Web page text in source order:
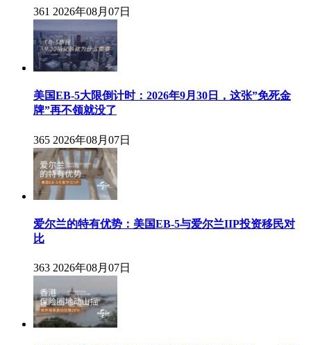
361 2026年08月07日
美国EB-5大限倒计时：2026年9月30日，这张”免死金
牌”再不领就没了
365 2026年08月07日
爱尔兰的特有优势：美国EB-5与爱尔兰IIP投资移民对
比
363 2026年08月07日